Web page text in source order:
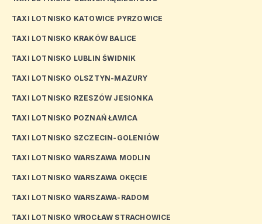
TAXI LOTNISKO KATOWICE PYRZOWICE
TAXI LOTNISKO KRAKÓW BALICE
TAXI LOTNISKO LUBLIN ŚWIDNIK
TAXI LOTNISKO OLSZTYN-MAZURY
TAXI LOTNISKO RZESZÓW JESIONKA
TAXI LOTNISKO POZNAŃ ŁAWICA
TAXI LOTNISKO SZCZECIN-GOLENIÓW
TAXI LOTNISKO WARSZAWA MODLIN
TAXI LOTNISKO WARSZAWA OKĘCIE
TAXI LOTNISKO WARSZAWA-RADOM
TAXI LOTNISKO WROCŁAW STRACHOWICE